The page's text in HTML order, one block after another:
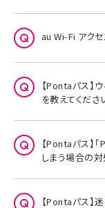
au Wi-Fi アク
【Pontaパス】
を教えてくださ
【Pontaパス】
しまう場合の
【Pontaパス】